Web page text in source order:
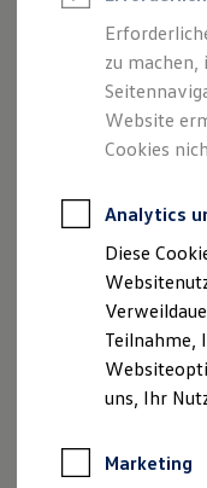
Leasing
Junge
Kfz-
Anpfiff zum
zu
Website
Cookies
Analytics
Diese
Teilnahme,
uns, Ihr
Marketing